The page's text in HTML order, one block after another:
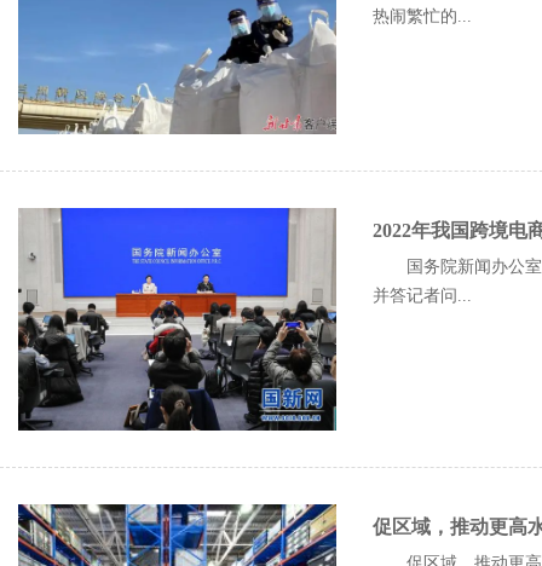
热闹繁忙的...
2022年我国跨境电
国务院新闻办公
并答记者问...
促区域，推动更高